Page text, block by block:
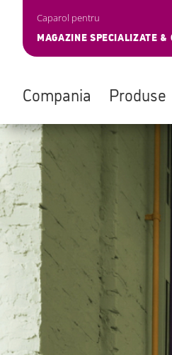
Skip
to
main
content
Caparol pentru
MAGAZINE SPECIALIZATE &
Compania Produse